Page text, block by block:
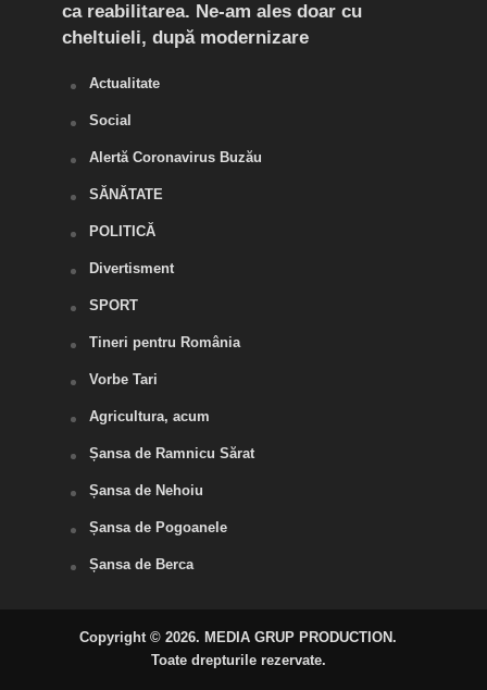
ca reabilitarea. Ne-am ales doar cu
cheltuieli, după modernizare
Actualitate
Social
Alertă Coronavirus Buzău
SĂNĂTATE
POLITICĂ
Divertisment
SPORT
Tineri pentru România
Vorbe Tari
Agricultura, acum
Șansa de Ramnicu Sărat
Șansa de Nehoiu
Șansa de Pogoanele
Șansa de Berca
Copyright © 2026. MEDIA GRUP PRODUCTION.
Toate drepturile rezervate.